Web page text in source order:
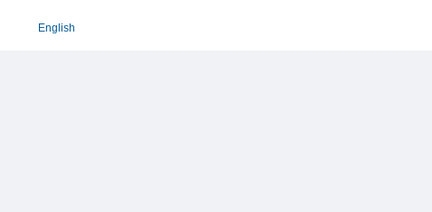
English